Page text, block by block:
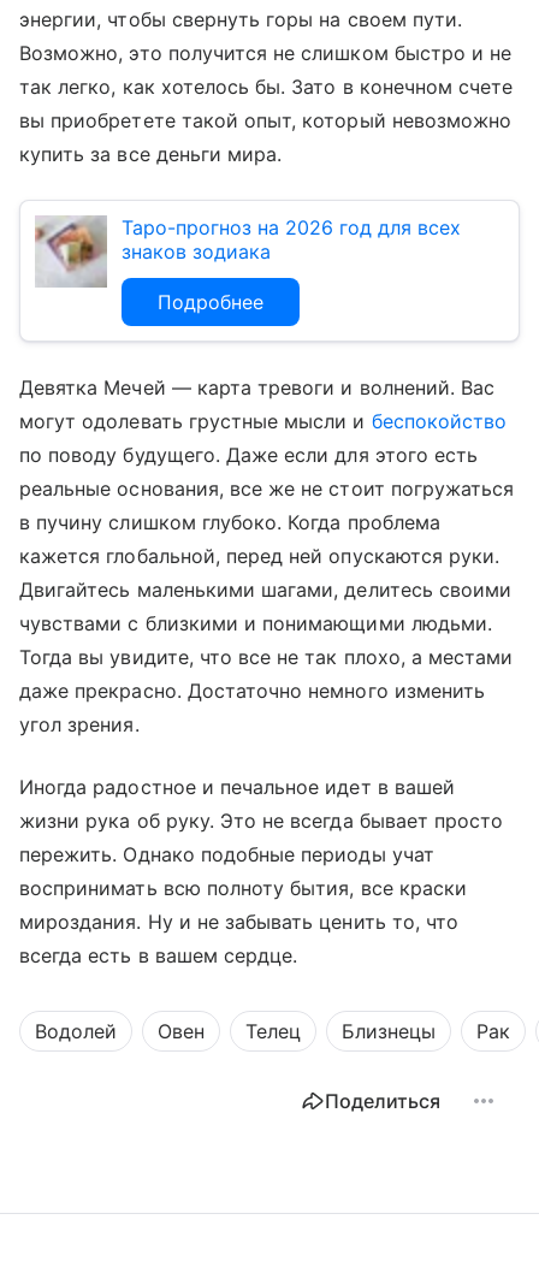
энергии, чтобы свернуть горы на своем пути.
Возможно, это получится не слишком быстро и не
так легко, как хотелось бы. Зато в конечном счете
вы приобретете такой опыт, который невозможно
купить за все деньги мира.
Таро-прогноз на 2026 год для всех
знаков зодиака
Подробнее
Девятка Мечей — карта тревоги и волнений. Вас
могут одолевать грустные мысли и беспокойство
по поводу будущего. Даже если для этого есть
реальные основания, все же не стоит погружаться
в пучину слишком глубоко. Когда проблема
кажется глобальной, перед ней опускаются руки.
Двигайтесь маленькими шагами, делитесь своими
чувствами с близкими и понимающими людьми.
Тогда вы увидите, что все не так плохо, а местами
даже прекрасно. Достаточно немного изменить
угол зрения.
Иногда радостное и печальное идет в вашей
жизни рука об руку. Это не всегда бывает просто
пережить. Однако подобные периоды учат
воспринимать всю полноту бытия, все краски
мироздания. Ну и не забывать ценить то, что
всегда есть в вашем сердце.
Водолей Овен Телец Близнецы Рак
Поделиться